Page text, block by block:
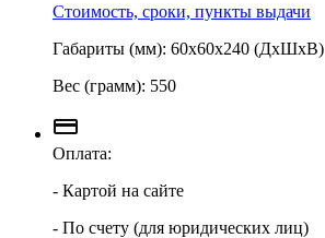
Стоимость, сроки, пункты выдачи
Габариты (мм): 60х60х240 (ДхШхВ)
Вес (грамм): 550
Оплата:
- Картой на сайте
- По счету (для юридических лиц)